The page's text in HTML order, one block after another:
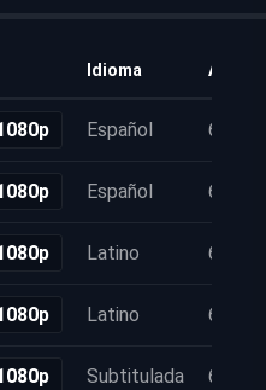
Idioma
Español 6 años
Español 6 años
Latino 6 años
Latino 6 años
Subtitulada 6 años